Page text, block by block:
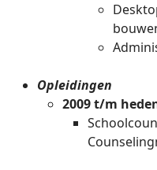
Opleidingen
2009 t/m